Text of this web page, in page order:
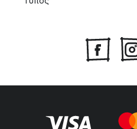
κατασκευάζονται με ξύλο
FSC, που σημαίνει Forest
οργανισμός που εργάζεται